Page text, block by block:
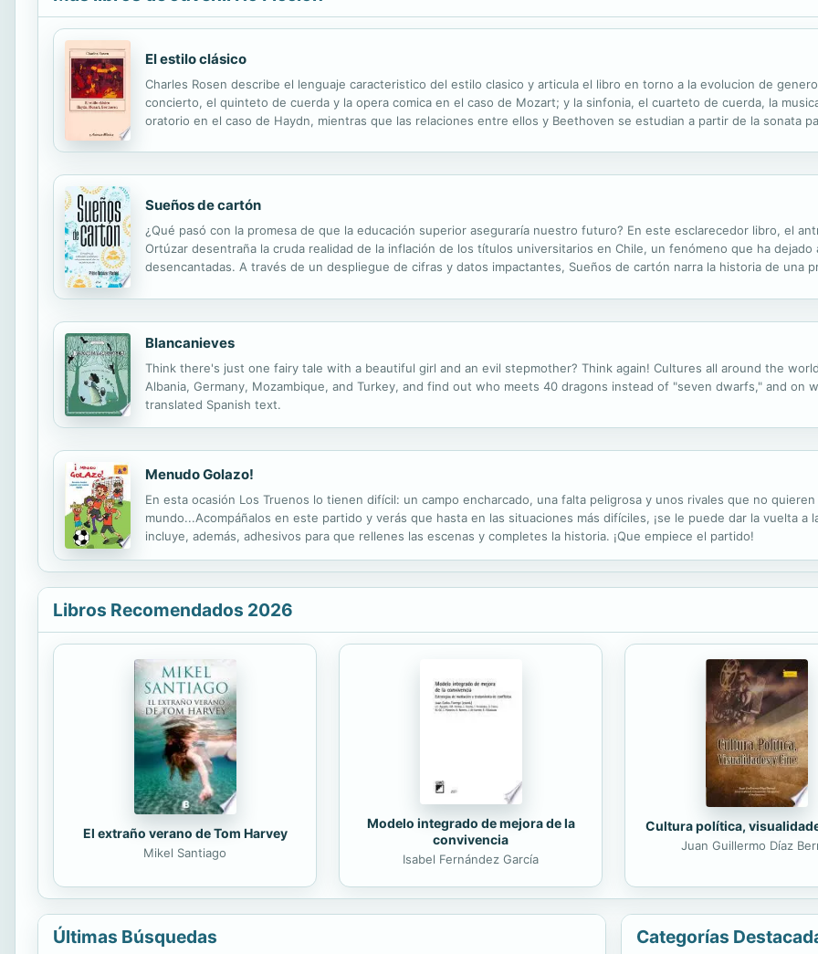
El estilo clásico
Charles Rosen describe el lenguaje caracteristico del estilo clasico y articula el libro en torno a la evolucion de
concierto, el quinteto de cuerda y la opera comica en el caso de Mozart; y la sinfonia, el cuarteto de cuerda, la
oratorio en el caso de Haydn, mientras que las relaciones entre ellos y Beethoven se estudian a partir de la sonata
Sueños de cartón
¿Qué pasó con la promesa de que la educación superior aseguraría nuestro futuro? En este esclarecedor libro, el
Ortúzar desentraña la cruda realidad de la inflación de los títulos universitarios en Chile, un fenómeno que ha dejado
desencantadas. A través de un despliegue de cifras y datos impactantes, Sueños de cartón narra la historia de una
Blancanieves
Think there's just one fairy tale with a beautiful girl and an evil stepmother? Think again! Cultures all around the
Albania, Germany, Mozambique, and Turkey, and find out who meets 40 dragons instead of "seven dwarfs," and on
translated Spanish text.
Menudo Golazo!
En esta ocasión Los Truenos lo tienen difícil: un campo encharcado, una falta peligrosa y unos rivales que no
mundo...Acompáñalos en este partido y verás que hasta en las situaciones más difíciles, ¡se le puede dar la vuelta a
incluye, además, adhesivos para que rellenes las escenas y completes la historia. ¡Que empiece el partido!
Libros Recomendados 2026
El extraño verano de Tom Harvey
Mikel Santiago
Modelo integrado de mejora de la
convivencia
Isabel Fernández García
Cultura política,
Juan Guillermo Díaz
Últimas Búsquedas Categorías